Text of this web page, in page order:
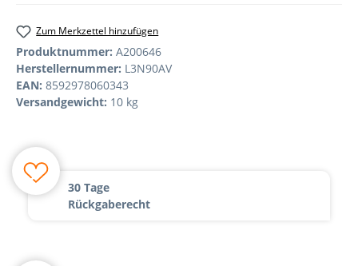
Zum Merkzettel hinzufügen
Produktnummer: A200646
Herstellernummer: L3N90AV
EAN: 8592978060343
Versandgewicht: 10 kg
30 Tage
Rückgaberecht